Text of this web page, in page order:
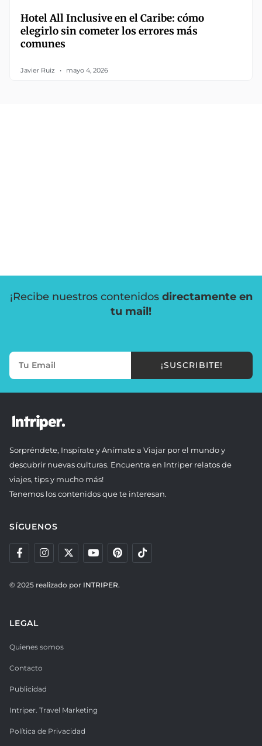
Hotel All Inclusive en el Caribe: cómo
elegirlo sin cometer los errores más
comunes
Javier Ruiz mayo 4, 2026
¡Recibe nuestros contenidos directamente en
tu mail!
¡SUSCRIBITE!
Sorpréndete, Inspírate y Anímate a Viajar por el mundo y
descubrir nuevas culturas. Encuentra en Intriper relatos de
viajes, tips y mucho más!
Tenemos los contenidos que te interesan.
SÍGUENOS
© 2025 realizado por INTRIPER.
LEGAL
Quienes somos
Contacto
Publicidad
Intriper. Travel Marketing
Política de Privacidad